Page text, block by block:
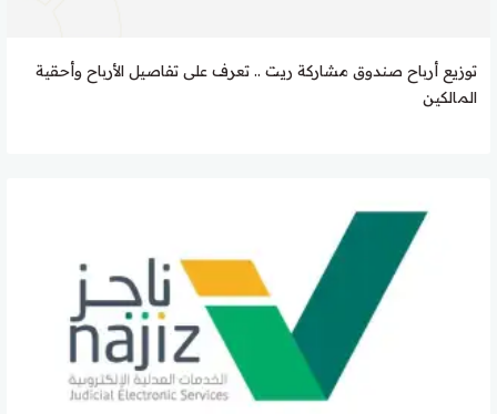
توزيع أرباح صندوق مشاركة ريت .. تعرف على تفاصيل الأرباح وأحقية
المالكين